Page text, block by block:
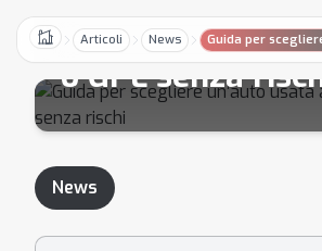
HomeArticoli News Guida per
un’auto usata a
o GPL senza
News